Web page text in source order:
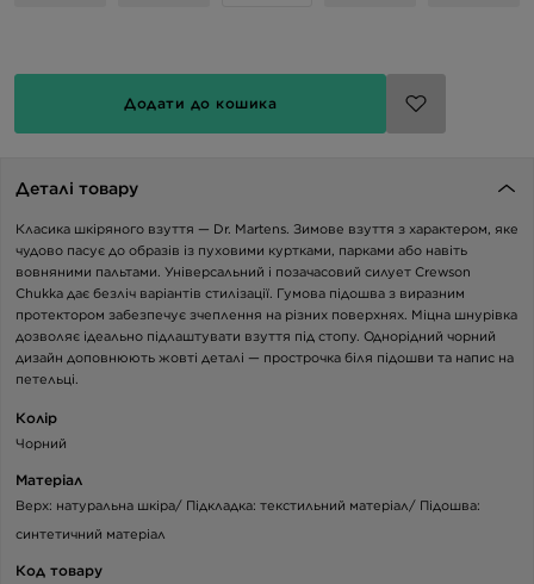
Додати до кошика
Деталі товару
Класика шкіряного взуття — Dr. Martens. Зимове взуття з характером, яке
чудово пасує до образів із пуховими куртками, парками або навіть
вовняними пальтами. Універсальний і позачасовий силует Crewson
Chukka дає безліч варіантів стилізації. Гумова підошва з виразним
протектором забезпечує зчеплення на різних поверхнях. Міцна шнурівка
дозволяє ідеально підлаштувати взуття під стопу. Однорідний чорний
дизайн доповнюють жовті деталі — прострочка біля підошви та напис на
петельці.
Колір
Чорний
Матеріал
Верх: натуральна шкіра/ Підкладка: текстильний матеріал/ Підошва:
синтетичний матеріал
Код товару